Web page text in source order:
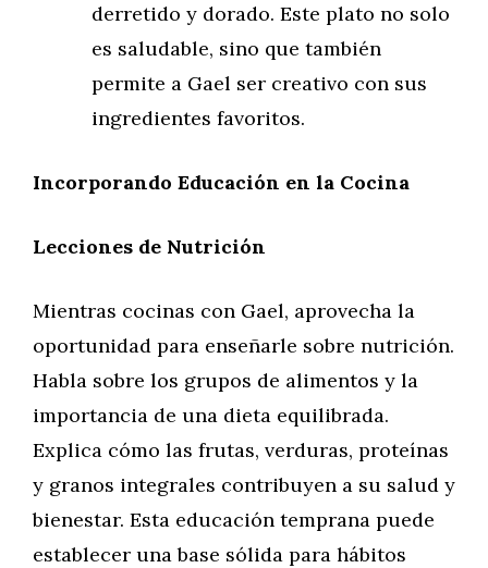
derretido y dorado. Este plato no solo
es saludable, sino que también
permite a Gael ser creativo con sus
ingredientes favoritos.
Incorporando Educación en la Cocina
Lecciones de Nutrición
Mientras cocinas con Gael, aprovecha la
oportunidad para enseñarle sobre nutrición.
Habla sobre los grupos de alimentos y la
importancia de una dieta equilibrada.
Explica cómo las frutas, verduras, proteínas
y granos integrales contribuyen a su salud y
bienestar. Esta educación temprana puede
establecer una base sólida para hábitos